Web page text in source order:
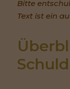
Bitte
Text ist ein
Schuld